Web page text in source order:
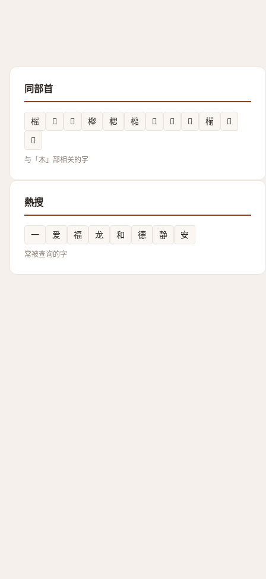
同部首
榣 𱤒 𲥻 𣟱 楒 㯁 𣐬 𬃐 𱢾 𣚭
𱣋
𱣂
与「木」部相关的字
熱搜
一 爱 福 龙 和 德 静 安
常被查询的字